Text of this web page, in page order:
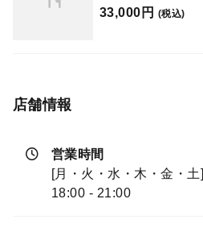
33,000円 (税込)
店舗情報
営業時間
[月・火・水・木・金・土]
18:00 - 21:00